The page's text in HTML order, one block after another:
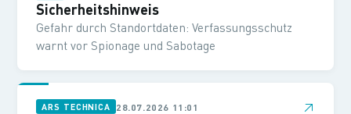
Sicherheitshinweis
Gefahr durch Standortdaten: Verfassungsschutz
warnt vor Spionage und Sabotage
ARS TECHNICA 28.07.2026 11:01 ↗